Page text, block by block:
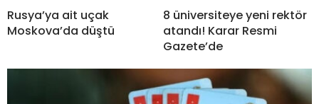
Rusya’ya ait uçak
Moskova’da düştü
8 üniversiteye yeni rektör
atandı! Karar Resmi
Gazete’de